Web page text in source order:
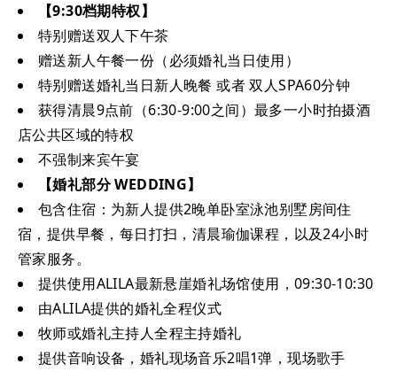
【9:30档期特权】
特别赠送双人下午茶
赠送新人午餐一份（必须婚礼当日使用）
特别赠送婚礼当日新人晚餐 或者 双人SPA60分钟
获得清晨9点前（6:30-9:00之间）最多一小时拍摄酒
店公共区域的特权
不强制来宾午宴
【婚礼部分 WEDDING】
包含住宿：为新人提供2晚单卧室泳池别墅房间住
宿，提供早餐，每日打扫，清晨瑜伽课程，以及24小时
管家服务。
提供使用ALILA最新悬崖婚礼场馆使用，09:30-10:30
由ALILA提供的婚礼全程仪式
牧师或婚礼主持人全程主持婚礼
提供音响设备，婚礼现场音乐2唱1弹，现场歌手